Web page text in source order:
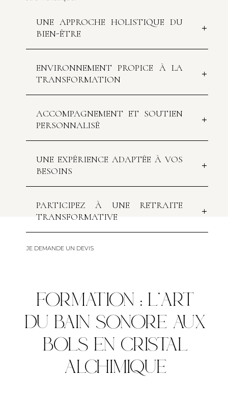
UNE APPROCHE HOLISTIQUE DU
BIEN-ÊTRE
ENVIRONNEMENT PROPICE À LA
TRANSFORMATION
ACCOMPAGNEMENT ET SOUTIEN
PERSONNALISÉ
UNE EXPÉRIENCE ADAPTÉE À VOS
BESOINS
PARTICIPEZ À UNE RETRAITE
TRANSFORMATIVE
JE DEMANDE UN DEVIS
FORMATION : L’ART
DU BAIN SONORE AUX
BOLS EN CRISTAL
ALCHIMIQUE